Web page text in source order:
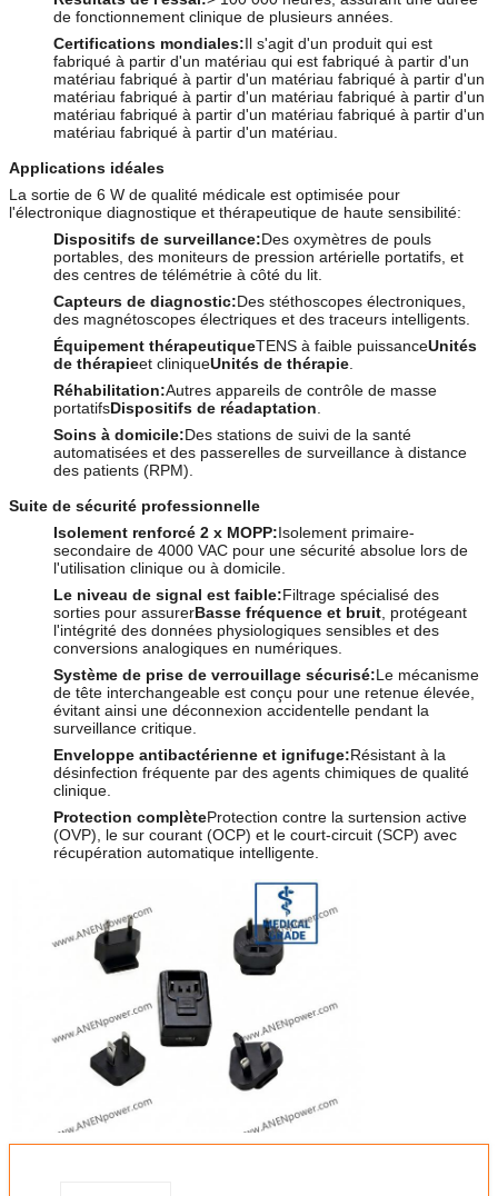
de fonctionnement clinique de plusieurs années.
Certifications mondiales:Il s'agit d'un produit qui est
fabriqué à partir d'un matériau qui est fabriqué à partir d'un
matériau fabriqué à partir d'un matériau fabriqué à partir d'un
matériau fabriqué à partir d'un matériau fabriqué à partir d'un
matériau fabriqué à partir d'un matériau fabriqué à partir d'un
matériau fabriqué à partir d'un matériau.
Applications idéales
La sortie de 6 W de qualité médicale est optimisée pour
l'électronique diagnostique et thérapeutique de haute sensibilité:
Dispositifs de surveillance:Des oxymètres de pouls
portables, des moniteurs de pression artérielle portatifs, et
des centres de télémétrie à côté du lit.
Capteurs de diagnostic:Des stéthoscopes électroniques,
des magnétoscopes électriques et des traceurs intelligents.
Équipement thérapeutiqueTENS à faible puissanceUnités
de thérapieet cliniqueUnités de thérapie
Réhabilitation:Autres appareils de contrôle de masse
portatifsDispositifs de réadaptation
Soins à domicile:Des stations de suivi de la santé
automatisées et des passerelles de surveillance à distance
des patients (RPM).
Suite de sécurité professionnelle
Isolement renforcé 2 x MOPP:Isolement primaire-
secondaire de 4000 VAC pour une sécurité absolue lors de
l'utilisation clinique ou à domicile.
Le niveau de signal est faible:Filtrage spécialisé des
sorties pour assurerBasse fréquence et bruit , protégeant
l'intégrité des données physiologiques sensibles et des
conversions analogiques en numériques.
Système de prise de verrouillage sécurisé:Le mécanisme
de tête interchangeable est conçu pour une retenue élevée,
évitant ainsi une déconnexion accidentelle pendant la
surveillance critique.
Enveloppe antibactérienne et ignifuge:Résistant à la
désinfection fréquente par des agents chimiques de qualité
clinique.
Protection complèteProtection contre la surtension active
(OVP), le sur courant (OCP) et le court-circuit (SCP) avec
récupération automatique intelligente.